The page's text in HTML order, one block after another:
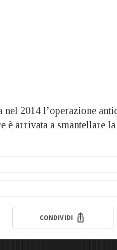
2014 l’operazione
è arrivata a smantellare
CONDIVIDI